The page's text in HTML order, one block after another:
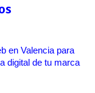
en Valencia para
digital de tu marca